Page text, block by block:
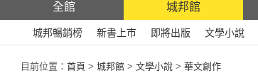
全館 城邦館
城邦暢銷榜 新書上市 即將出版 文學小說
目前位置： 首頁 > 城邦館 > 文學小說 > 華文創作